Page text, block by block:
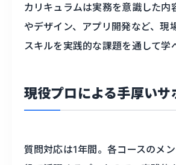
カリキュラムは実務を意識した内
やデザイン、アプリ開発など、現
スキルを実践的な課題を通して学
現役プロによる手厚いサ
質問対応は1年間。各コースのメ